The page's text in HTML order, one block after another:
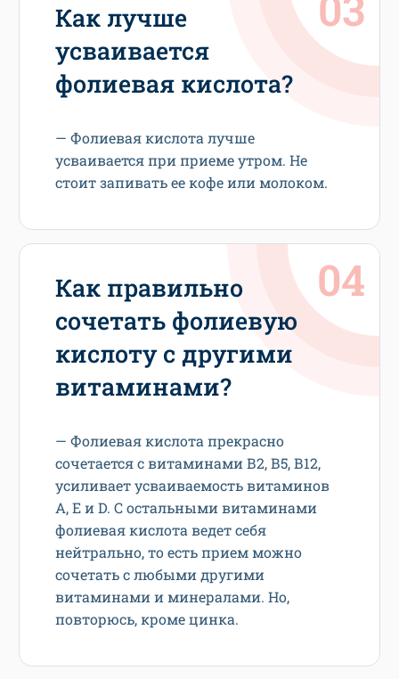
Как лучше
усваивается
фолиевая кислота?
— Фолиевая кислота лучше
усваивается при приеме утром. Не
стоит запивать ее кофе или молоком.
Как правильно
сочетать фолиевую
кислоту с другими
витаминами?
— Фолиевая кислота прекрасно
сочетается с витаминами В2, В5, В12,
усиливает усваиваемость витаминов
А, Е и D. С остальными витаминами
фолиевая кислота ведет себя
нейтрально, то есть прием можно
сочетать с любыми другими
витаминами и минералами. Но,
повторюсь, кроме цинка.